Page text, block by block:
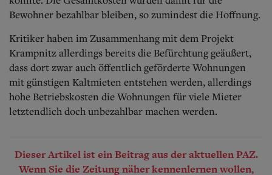
Bewohner bezahlbar bleiben, so zumindest die Hoffnung.
Kritiker haben im Zusammenhang mit dem Projekt
Krampnitz allerdings bereits die Befürchtung geäußert,
dass dort zwar auch öffentlich geförderte Wohnungen
mit günstigen Kaltmieten entstehen werden, allerdings
hohe Betriebskosten die Wohnungen für viele Mieter
letztendlich doch unbezahlbar machen werden.
Dieser Artikel ist ein Beitrag aus der aktuellen PAZ.
Wenn Sie die Zeitung näher kennenlernen wollen,